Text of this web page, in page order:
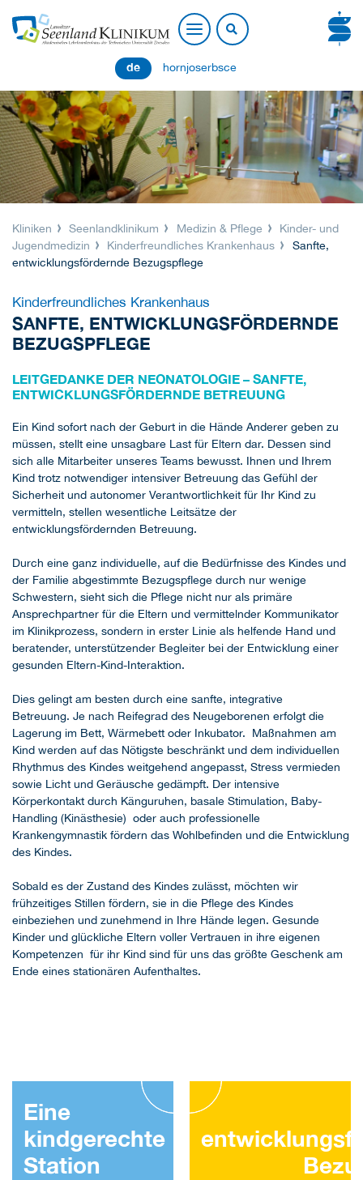
de hornjoserbsce
Kliniken Seenlandklinikum Medizin & Pflege
Kinder- und
Jugendmedizin
Kinderfreundliches Krankenhaus
Sanfte,
entwicklungsfördernde Bezugspflege
Kinderfreundliches Krankenhaus
SANFTE, ENTWICKLUNGSFÖRDERNDE
BEZUGSPFLEGE
LEITGEDANKE DER NEONATOLOGIE – SANFTE,
ENTWICKLUNGSFÖRDERNDE BETREUUNG
Ein Kind sofort nach der Geburt in die Hände Anderer geben zu
müssen, stellt eine unsagbare Last für Eltern dar. Dessen sind
sich alle Mitarbeiter unseres Teams bewusst. Ihnen und Ihrem
Kind trotz notwendiger intensiver Betreuung das Gefühl der
Sicherheit und autonomer Verantwortlichkeit für Ihr Kind zu
vermitteln, stellen wesentliche Leitsätze der
entwicklungsfördernden Betreuung.
Durch eine ganz individuelle, auf die Bedürfnisse des Kindes und
der Familie abgestimmte Bezugspflege durch nur wenige
Schwestern, sieht sich die Pflege nicht nur als primäre
Ansprechpartner für die Eltern und vermittelnder Kommunikator
im Klinikprozess, sondern in erster Linie als helfende Hand und
beratender, unterstützender Begleiter bei der Entwicklung einer
gesunden Eltern-Kind-Interaktion.
Dies gelingt am besten durch eine sanfte, integrative
Betreuung. Je nach Reifegrad des Neugeborenen erfolgt die
Lagerung im Bett, Wärmebett oder Inkubator. Maßnahmen am
Kind werden auf das Nötigste beschränkt und dem individuellen
Rhythmus des Kindes weitgehend angepasst, Stress vermieden
sowie Licht und Geräusche gedämpft. Der intensive
Körperkontakt durch Känguruhen, basale Stimulation, Baby-
Handling (Kinästhesie) oder auch professionelle
Krankengymnastik fördern das Wohlbefinden und die Entwicklung
des Kindes.
Sobald es der Zustand des Kindes zulässt, möchten wir
frühzeitiges Stillen fördern, sie in die Pflege des Kindes
einbeziehen und zunehmend in Ihre Hände legen. Gesunde
Kinder und glückliche Eltern voller Vertrauen in ihre eigenen
Kompetenzen für ihr Kind sind für uns das größte Geschenk am
Ende eines stationären Aufenthaltes.
Eine
kindgerechte
Station